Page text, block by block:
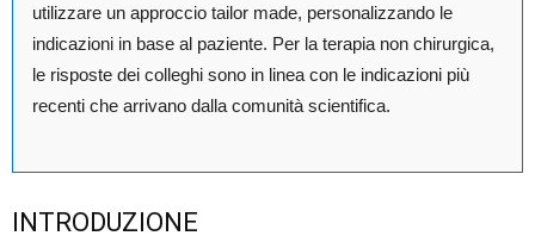
utilizzare un approccio tailor made, personalizzando le
indicazioni in base al paziente. Per la terapia non chirurgica,
le risposte dei colleghi sono in linea con le indicazioni più
recenti che arrivano dalla comunità scientifica.
INTRODUZIONE